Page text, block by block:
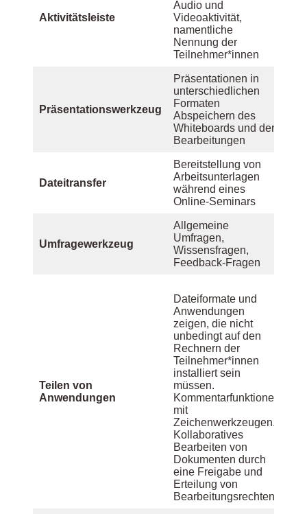
Aktivitätsleiste
Audio und
Videoaktivität,
namentliche
Nennung der
Teilnehmer*innen
Präsentationswerkzeug
Präsentationen in
unterschiedlichen
Formaten
Abspeichern des
Whiteboards und der
Bearbeitungen
Dateitransfer
Bereitstellung von
Arbeitsunterlagen
während eines
Online-Seminars
Umfragewerkzeug
Allgemeine
Umfragen,
Wissensfragen,
Feedback-Fragen
Teilen von
Anwendungen
Dateiformate und
Anwendungen
zeigen, die nicht
unbedingt auf den
Rechnern der
Teilnehmer*innen
installiert sein
müssen.
Kommentarfunktionen
mit
Zeichenwerkzeugen.
Kollaboratives
Bearbeiten von
Dokumenten durch
eine Freigabe und
Erteilung von
Bearbeitungsrechten